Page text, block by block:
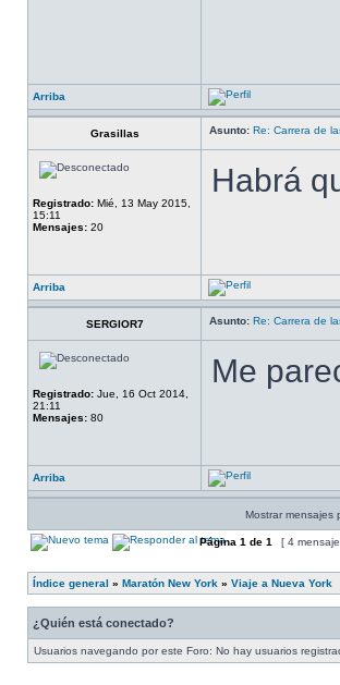
Arriba
Grasillas Asunto: Re: Carrera de
Registrado: Mié, 13 May 2015,
15:11
Mensajes: 20
Habrá
Arriba
SERGIOR7 Asunto: Re: Carrera de
Registrado: Jue, 16 Oct 2014,
21:11
Mensajes: 80
Me
Arriba
Mostrar mensajes
Página 1 de 1 [ 4
Índice general » Maratón New York » Viaje a Nueva York
¿Quién está conectado?
Usuarios navegando por este Foro: No hay usuarios